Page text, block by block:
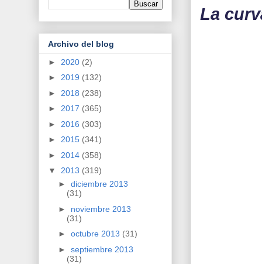
La
Archivo del blog
► 2020 (2)
► 2019 (132)
► 2018 (238)
► 2017 (365)
► 2016 (303)
► 2015 (341)
► 2014 (358)
▼ 2013 (319)
► diciembre 2013
(31)
► noviembre 2013
(31)
► octubre 2013 (31)
► septiembre 2013
(31)